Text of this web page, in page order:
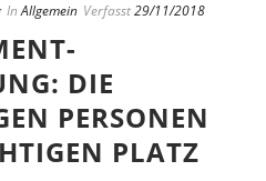
In Allgemein Verfasst29/11/2018
DIE
PERSONEN
PLATZ